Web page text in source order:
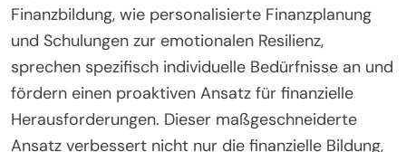
Finanzbildung, wie personalisierte Finanzplanung
und Schulungen zur emotionalen Resilienz,
sprechen spezifisch individuelle Bedürfnisse an und
fördern einen proaktiven Ansatz für finanzielle
Herausforderungen. Dieser maßgeschneiderte
Ansatz verbessert nicht nur die finanzielle Bildung,